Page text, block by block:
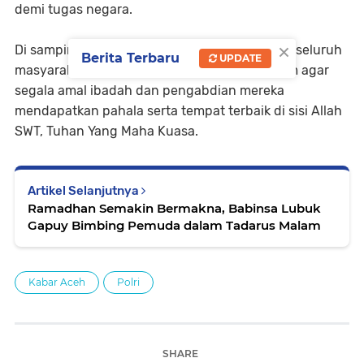
demi tugas negara.
Di samping itu, kata Joko, pihaknya mengajak seluruh
masyarakat untuk turut mendoakan almarhum agar
segala amal ibadah dan pengabdian mereka
mendapatkan pahala serta tempat terbaik di sisi Allah
SWT, Tuhan Yang Maha Kuasa.
Artikel Selanjutnya
Ramadhan Semakin Bermakna, Babinsa Lubuk
Gapuy Bimbing Pemuda dalam Tadarus Malam
Kabar Aceh Polri
SHARE
×
Berita Terbaru UPDATE